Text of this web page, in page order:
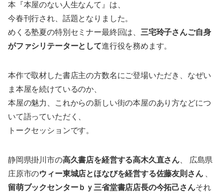
本『本屋のない人生なんて』は、
今春刊行され、話題となりました。
めくる塾夏の特別セミナー最終回は、 三宅玲子さんご自身
がファシリテーターとして進行役を務めます。
本作で取材した書店主の方数名にご登場いただき、なぜい
ま本屋を続けているのか、
本屋の魅力、これからの新しい街の本屋のあり方などにつ
いて語っていただく、
トークセッションです。
静岡県掛川市の高久書店を経営する高木久直さん 、 広島県
庄原市のウィー東城店とほなびを経営する佐藤友則さん、
留萌ブックセンターｂｙ三省堂書店店長の今拓己さんそれ